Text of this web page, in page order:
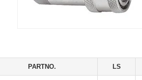
PARTNO. LS